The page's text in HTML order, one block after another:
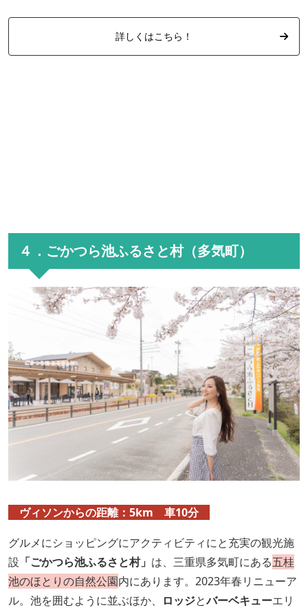
詳しくはこちら！
４．ごかつら池ふるさと村（多気町）
ヴィソンからの距離：5km 車10分
グルメにショッピングにアクティビティにと充実の観光施
設 「ごかつら池ふるさと村」 は、三重県多気町にある五桂
池のほとりの自然公園内にあります。2023年春リニューア
ル。池を囲むように並ぶほか、
ロッジとバーベキューエリ